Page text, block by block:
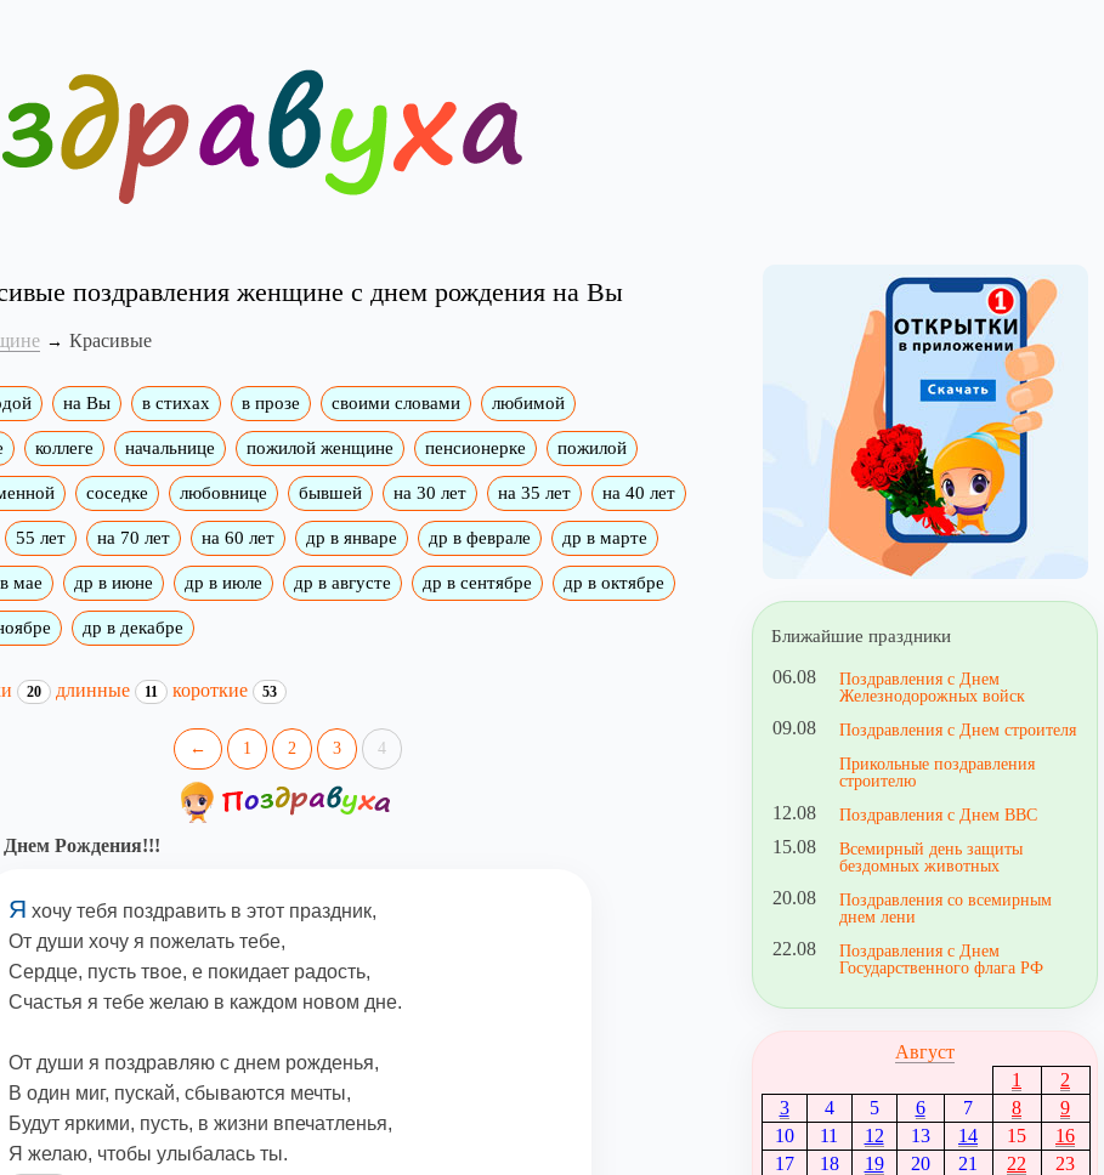
поздравления женщине с днем рождения на Вы
Красивые
на Вы в стихах в прозе своими словами любимой
коллеге начальнице пожилой женщине пенсионерке пожилой
соседке любовнице бывшей на 30 лет на 35 лет на 40 лет
55 лет на 70 лет на 60 лет др в январе др в феврале др в марте
мае др в июне др в июле др в августе др в сентябре др в октябре
др в декабре
20 длинные 11 короткие 53
← 1 2 3 4
Рождения!!!
Я хочу тебя поздравить в этот праздник,
От души хочу я пожелать тебе,
Сердце, пусть твое, е покидает радость,
Счастья я тебе желаю в каждом новом дне.
От души я поздравляю с днем рожденья,
В один миг, пускай, сбываются мечты,
Будут яркими, пусть, в жизни впечатленья,
Я желаю, чтобы улыбалась ты.
Ближайшие праздники
06.08
Поздравления с Днем
Железнодорожных войск
09.08
Поздравления с Днем строителя
Прикольные поздравления
строителю
12.08 Поздравления с Днем ВВС
15.08
Всемирный день защиты
бездомных животных
20.08
Поздравления со всемирным
днем лени
22.08
Поздравления с Днем
Государственного флага РФ
Август
1
2
3
4 5 6 7 8
9
10
11 12 13 14 15
16
17
18 19 20 21 22
23